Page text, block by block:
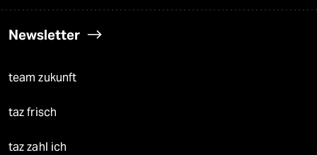
Newsletter
team zukunft
taz frisch
taz zahl ich